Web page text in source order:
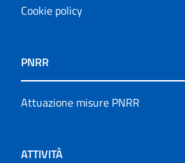
Cookie policy
PNRR
Attuazione misure PNRR
ATTIVITÀ